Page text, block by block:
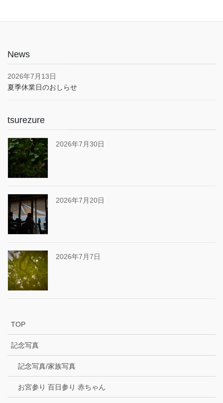
News
2026年7月13日
夏季休業日のおしらせ
tsurezure
2026年7月30日
2026年7月20日
2026年7月7日
TOP
記念写真
記念写真/家族写真
お宮参り 百日参り 赤ちゃん